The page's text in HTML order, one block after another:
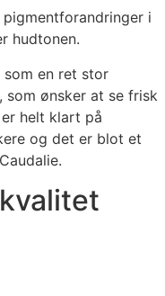
i
hudtonen.
en ret stor
som ønsker at se frisk
helt klart på
og det er blot et